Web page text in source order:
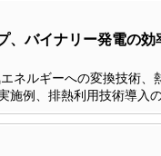
、バイナリー発電の
ネルギーへの変換技術
施例、排熱利用技術導入